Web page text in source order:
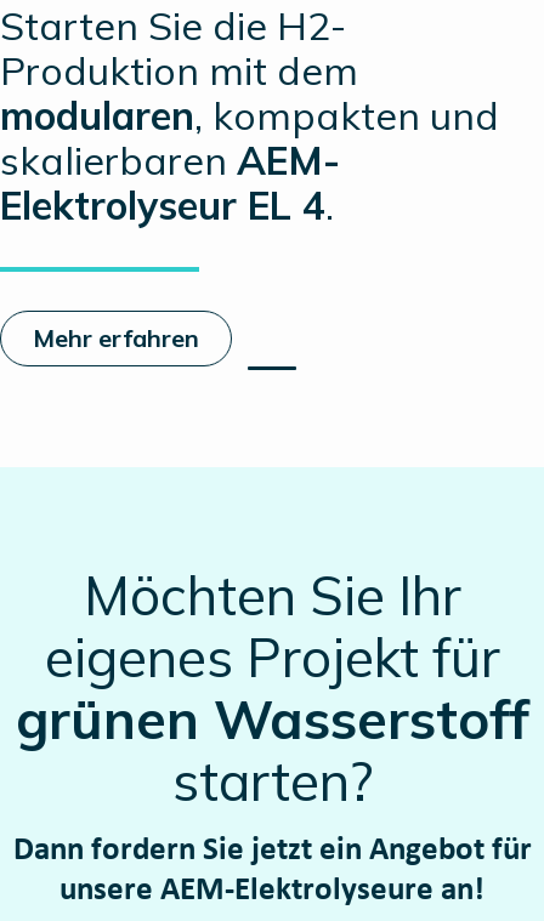
Starten Sie die H2-
Produktion mit dem
modularen, kompakten und
skalierbaren AEM-
Elektrolyseur EL 4.
Mehr erfahren
Möchten Sie Ihr
eigenes Projekt für
grünen Wasserstoff
starten?
Dann fordern Sie jetzt ein Angebot für
unsere AEM-Elektrolyseure an!